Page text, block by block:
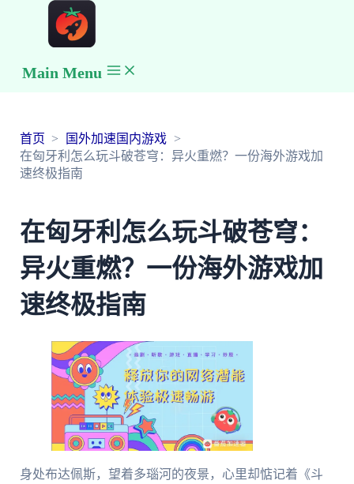
Main Menu
首页
国外加速国内游戏
在匈牙利怎么玩斗破苍穹：异火重燃？一份海外游戏加
速终极指南
在匈牙利怎么玩斗破苍穹：
异火重燃？一份海外游戏加
速终极指南
身处布达佩斯，望着多瑙河的夜景，心里却惦记着《斗